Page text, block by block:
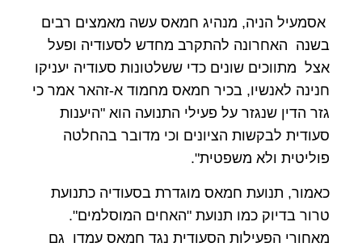
אסמעיל הניה, מנהיג חמאס עשה מאמצים רבים
בשנה האחרונה להתקרב מחדש לסעודיה ופעל
אצל מתווכים שונים כדי ששלטונות סעודיה יעניקו
חנינה לאנשיו, בכיר חמאס מחמוד א-זהאר אמר כי
גזר הדין שנגזר על פעילי התנועה הוא "היענות
סעודית לבקשות הציונים וכי מדובר בהחלטה
פוליטית ולא משפטית".
כאמור, תנועת חמאס מוגדרת בסעודיה כתנועת
טרור בדיוק כמו תנועת "האחים המוסלמים".
מאחורי הפעילות הסעודית נגד חמאס עמדו גם